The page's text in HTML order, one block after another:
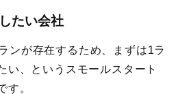
たい会社
ンが存在するため、まずは1ラ
い、というスモールスタート
す。